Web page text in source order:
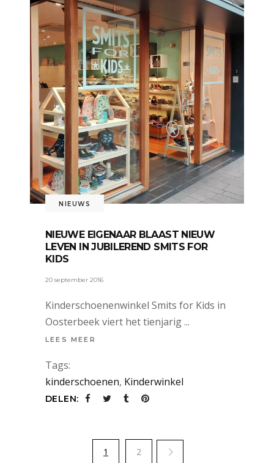
NIEUWS
NIEUWE EIGENAAR BLAAST NIEUW
LEVEN IN JUBILEREND SMITS FOR
KIDS
20 september 2016
Kinderschoenenwinkel Smits for Kids in
Oosterbeek viert het tienjarig
LEES MEER
Tags:
kinderschoenen, Kinderwinkel
DELEN:
1 2